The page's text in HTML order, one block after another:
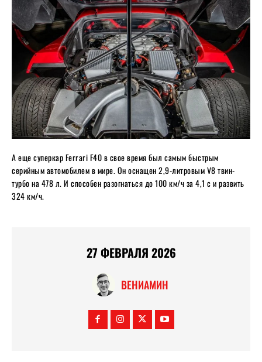
А еще суперкар Ferrari F40 в свое время был самым быстрым
серийным автомобилем в мире. Он оснащен 2,9-литровым V8 твин-
турбо на 478 л. И способен разогнаться до 100 км/ч за 4,1 с и развить
324 км/ч.
27 ФЕВРАЛЯ 2026
ВЕНИАМИН